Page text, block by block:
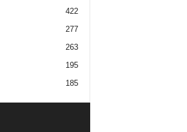
422
277
263
195
185